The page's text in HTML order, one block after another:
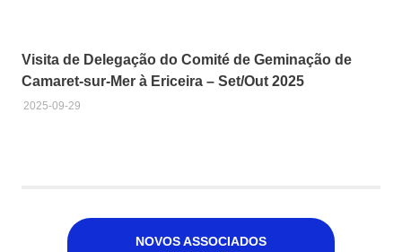
Visita de Delegação do Comité de Geminação de
Camaret-sur-Mer à Ericeira – Set/Out 2025
2025-09-29
NOVOS ASSOCIADOS